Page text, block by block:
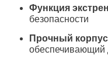
Функция
безопасности
Прочный корпус
обеспечивающий